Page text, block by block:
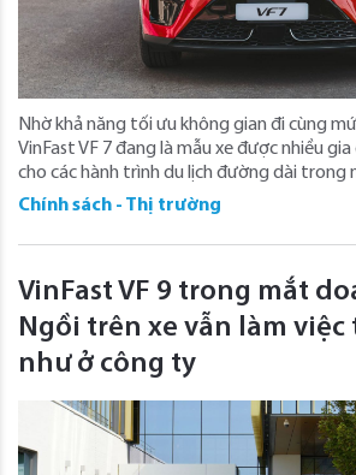
Nhờ khả năng tối ưu không gian đi cùng
VinFast VF 7 đang là mẫu xe được nhiều
cho các hành trình du lịch đường dài trong
Chính sách - Thị trường
VinFast VF 9 trong mắt
Ngồi trên xe vẫn làm
như ở công ty